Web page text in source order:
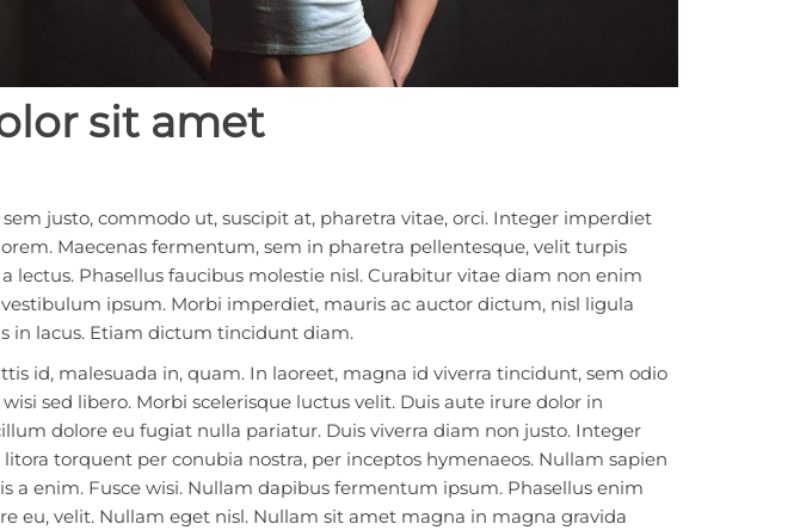
sit amet
justo, commodo ut, suscipit at, pharetra vitae, orci. Integer imperdiet
Maecenas fermentum, sem in pharetra pellentesque, velit turpis
lectus. Phasellus faucibus molestie nisl. Curabitur vitae diam non enim
ipsum. Morbi imperdiet, mauris ac auctor dictum, nisl ligula
in lacus. Etiam dictum tincidunt diam.
id, malesuada in, quam. In laoreet, magna id viverra tincidunt, sem odio
sed libero. Morbi scelerisque luctus velit. Duis aute irure dolor in
dolore eu fugiat nulla pariatur. Duis viverra diam non justo. Integer
torquent per conubia nostra, per inceptos hymenaeos. Nullam sapien
a enim. Fusce wisi. Nullam dapibus fermentum ipsum. Phasellus enim
eu, velit. Nullam eget nisl. Nullam sit amet magna in magna gravida